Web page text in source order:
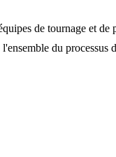
de tournage et de
du processus